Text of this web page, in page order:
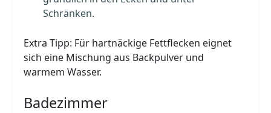
Schränken.
Extra Tipp: Für hartnäckige Fettflecken eignet
sich eine Mischung aus Backpulver und
warmem Wasser.
Badezimmer